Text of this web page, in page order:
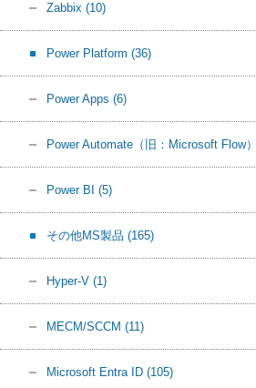
Zabbix (10)
Power Platform (36)
Power Apps (6)
Power Automate（旧：Microsoft Flow）
Power BI (5)
その他MS製品 (165)
Hyper-V (1)
MECM/SCCM (11)
Microsoft Entra ID (105)